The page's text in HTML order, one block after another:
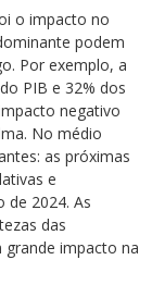
o impacto no
podem
Por exemplo, a
PIB e 32% dos
negativo
No médio
as próximas
e
de 2024. As
das
impacto na